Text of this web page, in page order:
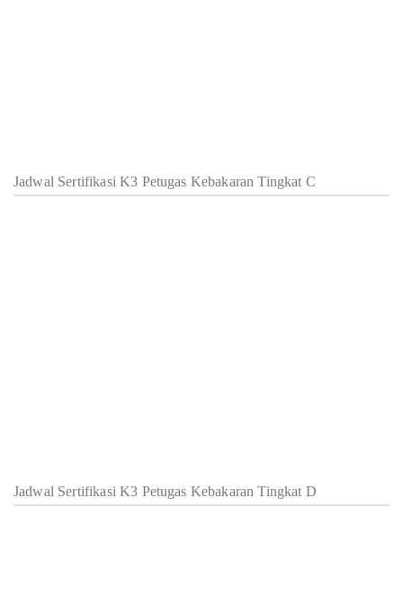
Jadwal Sertifikasi K3 Petugas Kebakaran Tingkat C
Jadwal Sertifikasi K3 Petugas Kebakaran Tingkat D